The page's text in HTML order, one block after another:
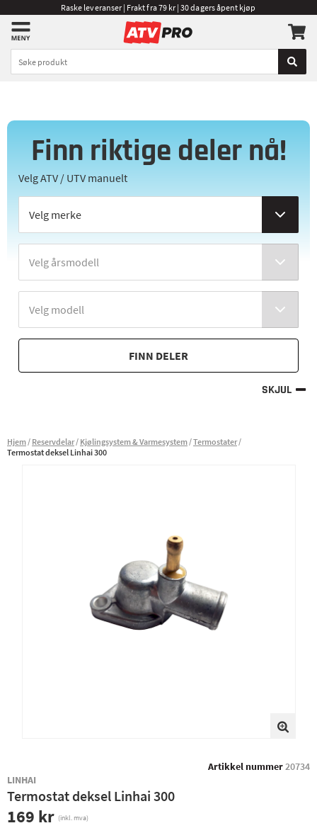
Raske leveranser | Frakt fra 79 kr | 30 dagers åpent kjøp
Finn riktige deler nå!
Velg ATV / UTV manuelt
FINN DELER
SKJUL
Hjem Reservdelar Kjølingsystem & Varmesystem Termostater
Termostat deksel Linhai 300
Artikkel nummer20734
LINHAI
Termostat deksel Linhai 300
169 kr (inkl. mva)